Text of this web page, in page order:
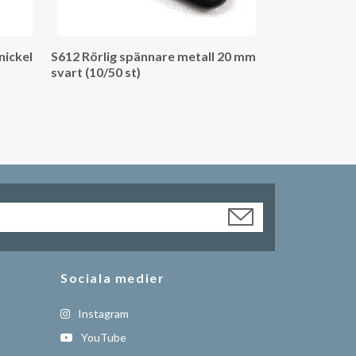
S612 Rörlig spännare metall 20 mm
svart (10/50 st)
Sociala medier
Instagram
YouTube